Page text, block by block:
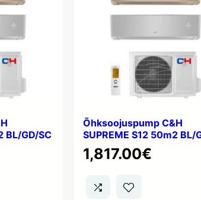
BL/GD/SC
Õhksoojuspump C&H
SUPREME S12 50m2 BL/
1,817.00€